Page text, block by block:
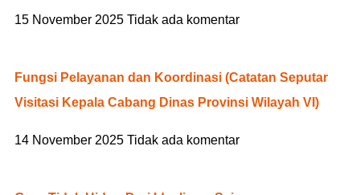
15 November 2025 Tidak ada komentar
Fungsi Pelayanan dan Koordinasi (Catatan Seputar
Visitasi Kepala Cabang Dinas Provinsi Wilayah VI)
14 November 2025 Tidak ada komentar